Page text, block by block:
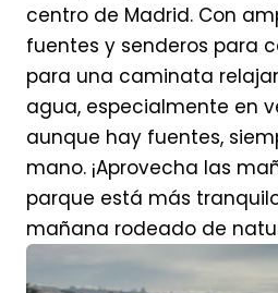
centro de Madrid. Con
fuentes y senderos para
para una caminata
agua, especialmente en
aunque hay fuentes,
mano. ¡Aprovecha las
parque está más
mañana rodeado de